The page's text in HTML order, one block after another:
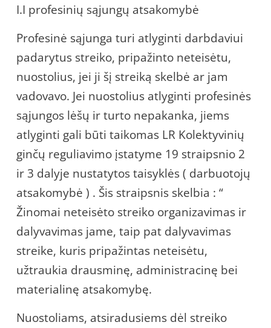
I.I profesinių sąjungų atsakomybė
Profesinė sąjunga turi atlyginti darbdaviui
padarytus streiko, pripažinto neteisėtu,
nuostolius, jei ji šį streiką skelbė ar jam
vadovavo. Jei nuostolius atlyginti profesinės
sąjungos lėšų ir turto nepakanka, jiems
atlyginti gali būti taikomas LR Kolektyvinių
ginčų reguliavimo įstatyme 19 straipsnio 2
ir 3 dalyje nustatytos taisyklės ( darbuotojų
atsakomybė ) . Šis straipsnis skelbia : “
Žinomai neteisėto streiko organizavimas ir
dalyvavimas jame, taip pat dalyvavimas
streike, kuris pripažintas neteisėtu,
užtraukia drausminę, administracinę bei
materialinę atsakomybę.
Nuostoliams, atsiradusiems dėl streiko